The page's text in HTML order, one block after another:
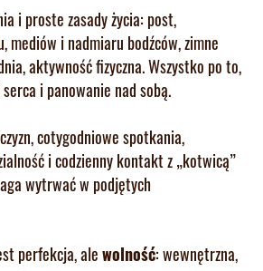
i proste zasady życia: post,
mediów i nadmiaru bodźców, zimne
aktywność fizyczna. Wszystko po to,
i panowanie nad sobą.
cotygodniowe spotkania,
i codzienny kontakt z „kotwicą”
wytrwać w podjętych
perfekcja, alewolność: wewnętrzna,